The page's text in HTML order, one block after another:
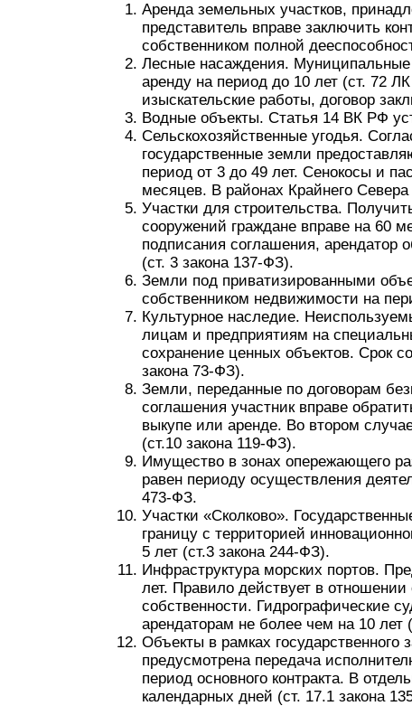
Аренда земельных участков,
представитель вправе заключить
собственником полной
Лесные насаждения. Муниципальные
аренду на период до 10 лет (ст. 72
изыскательские работы, договор
Водные объекты. Статья 14 ВК РФ
Сельскохозяйственные угодья.
государственные земли
период от 3 до 49 лет. Сенокосы и
месяцев. В районах Крайнего
Участки для строительства.
сооружений граждане вправе на 60
подписания соглашения, арендатор
(ст. 3 закона 137-ФЗ).
Земли под приватизированными
собственником недвижимости на
Культурное наследие.
лицам и предприятиям на
сохранение ценных объектов. Срок
закона 73-ФЗ).
Земли, переданные по договорам
соглашения участник вправе
выкупе или аренде. Во втором
(ст.10 закона 119-ФЗ).
Имущество в зонах опережающего
равен периоду осуществления
473-ФЗ.
Участки «Сколково».
границу с территорией
5 лет (ст.3 закона 244-ФЗ).
Инфраструктура морских портов.
лет. Правило действует в
собственности. Гидрографические
арендаторам не более чем на 10 лет
Объекты в рамках государственного
предусмотрена передача
период основного контракта. В
календарных дней (ст. 17.1 закона